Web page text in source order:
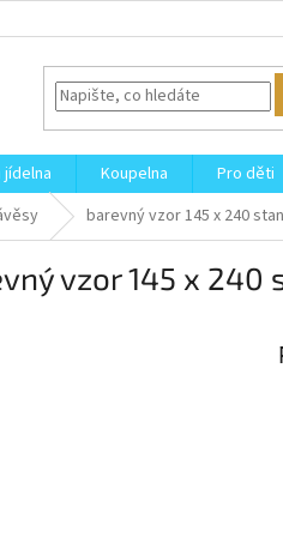
jídelna Koupelna Pro děti
barevný vzor 145 x 240
vzor 145 x 240